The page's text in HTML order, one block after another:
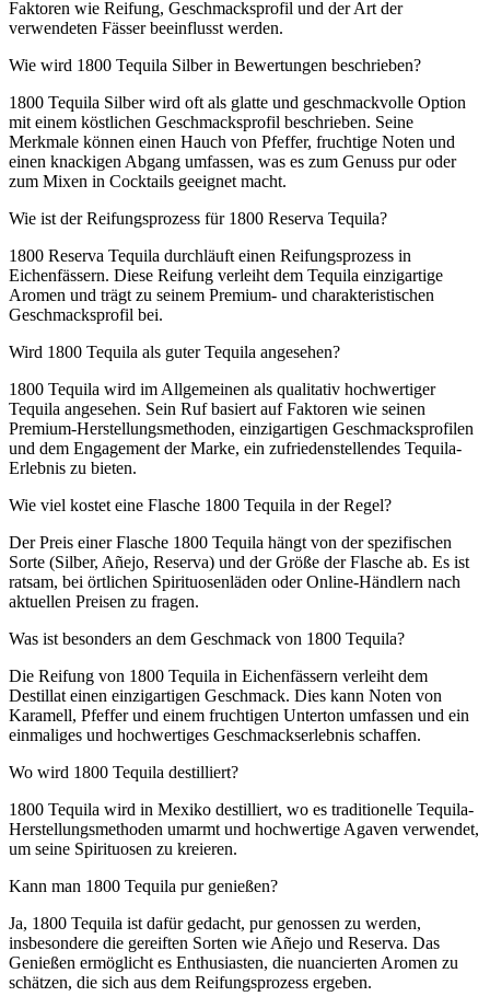
Faktoren wie Reifung, Geschmacksprofil und der Art der
verwendeten Fässer beeinflusst werden.
Wie wird 1800 Tequila Silber in Bewertungen beschrieben?
1800 Tequila Silber wird oft als glatte und geschmackvolle Option
mit einem köstlichen Geschmacksprofil beschrieben. Seine
Merkmale können einen Hauch von Pfeffer, fruchtige Noten und
einen knackigen Abgang umfassen, was es zum Genuss pur oder
zum Mixen in Cocktails geeignet macht.
Wie ist der Reifungsprozess für 1800 Reserva Tequila?
1800 Reserva Tequila durchläuft einen Reifungsprozess in
Eichenfässern. Diese Reifung verleiht dem Tequila einzigartige
Aromen und trägt zu seinem Premium- und charakteristischen
Geschmacksprofil bei.
Wird 1800 Tequila als guter Tequila angesehen?
1800 Tequila wird im Allgemeinen als qualitativ hochwertiger
Tequila angesehen. Sein Ruf basiert auf Faktoren wie seinen
Premium-Herstellungsmethoden, einzigartigen Geschmacksprofilen
und dem Engagement der Marke, ein zufriedenstellendes Tequila-
Erlebnis zu bieten.
Wie viel kostet eine Flasche 1800 Tequila in der Regel?
Der Preis einer Flasche 1800 Tequila hängt von der spezifischen
Sorte (Silber, Añejo, Reserva) und der Größe der Flasche ab. Es ist
ratsam, bei örtlichen Spirituosenläden oder Online-Händlern nach
aktuellen Preisen zu fragen.
Was ist besonders an dem Geschmack von 1800 Tequila?
Die Reifung von 1800 Tequila in Eichenfässern verleiht dem
Destillat einen einzigartigen Geschmack. Dies kann Noten von
Karamell, Pfeffer und einem fruchtigen Unterton umfassen und ein
einmaliges und hochwertiges Geschmackserlebnis schaffen.
Wo wird 1800 Tequila destilliert?
1800 Tequila wird in Mexiko destilliert, wo es traditionelle Tequila-
Herstellungsmethoden umarmt und hochwertige Agaven verwendet,
um seine Spirituosen zu kreieren.
Kann man 1800 Tequila pur genießen?
Ja, 1800 Tequila ist dafür gedacht, pur genossen zu werden,
insbesondere die gereiften Sorten wie Añejo und Reserva. Das
Genießen ermöglicht es Enthusiasten, die nuancierten Aromen zu
schätzen, die sich aus dem Reifungsprozess ergeben.